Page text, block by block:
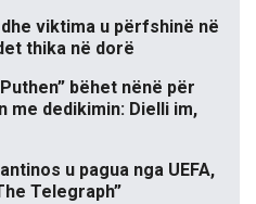
viktima u përfshinë në
thika në dorë
bëhet nënë për
me dedikimin: Dielli im,
u pagua nga UEFA,
Telegraph”